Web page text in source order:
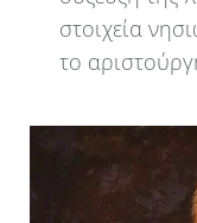
στοιχεία
το